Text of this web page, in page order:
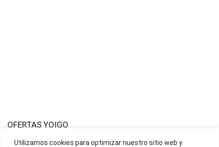
Utilizamos cookies para optimizar nuestro sitio web y
OFERTAS YOIGO